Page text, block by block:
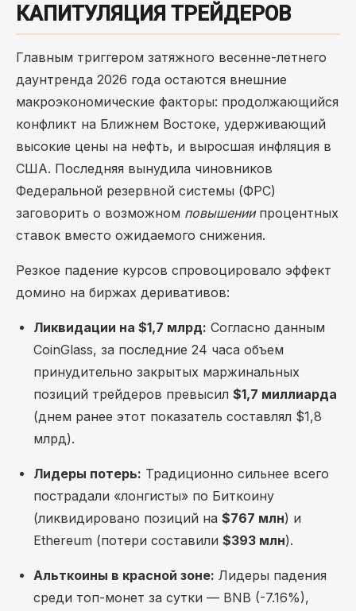
КАПИТУЛЯЦИЯ ТРЕЙДЕРОВ
Главным триггером затяжного весенне-летнего
даунтренда 2026 года остаются внешние
макроэкономические факторы: продолжающийся
конфликт на Ближнем Востоке, удерживающий
высокие цены на нефть, и выросшая инфляция в
США. Последняя вынудила чиновников
Федеральной резервной системы (ФРС)
заговорить о возможном повышениипроцентных
ставок вместо ожидаемого снижения.
Резкое падение курсов спровоцировало эффект
домино на биржах деривативов:
Ликвидации на $1,7 млрд: Согласно данным
CoinGlass, за последние 24 часа объем
принудительно закрытых маржинальных
позиций трейдеров превысил $1,7 миллиарда
(днем ранее этот показатель составлял $1,8
млрд).
Лидеры потерь: Традиционно сильнее всего
пострадали «лонгисты» по Биткоину
(ликвидировано позиций на $767 млн) и
Ethereum (потери составили $393 млн).
Альткоины в красной зоне: Лидеры падения
среди топ-монет за сутки — BNB (-7.16%),